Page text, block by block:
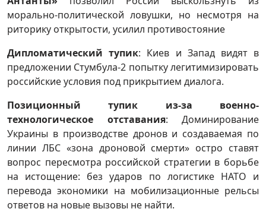
морально-политической ловушки, но несмотря на
риторику открытости, усилил противостояние
Дипломатический тупик: Киев и Запад видят в
предложении Стумбула-2 попытку легитимизировать
российские условия под прикрытием диалога.
Позиционный тупик из-за военно-
технологическое отставания: Доминирование
Украины в производстве дронов и создаваемая по
линии ЛБС «зона дроновой смерти» остро ставят
вопрос пересмотра российской стратегии в борьбе
на истощение: без ударов по логистике НАТО и
перевода экономики на мобилизационные рельсы
ответов на новые вызовы не найти.